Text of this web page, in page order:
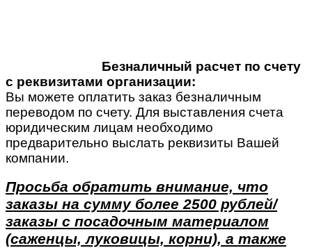
Безналичный расчет по счету
с реквизитами организации:
Вы можете оплатить заказ безналичным
переводом по счету. Для выставления счета
юридическим лицам необходимо
предварительно выслать реквизиты Вашей
компании.
Просьба обратить внимание, что
заказы на сумму более 2500 рублей/
заказы с посадочным материалом
(саженцы, луковицы, корни), а также